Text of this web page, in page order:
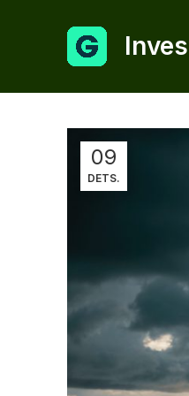
09
DETS.